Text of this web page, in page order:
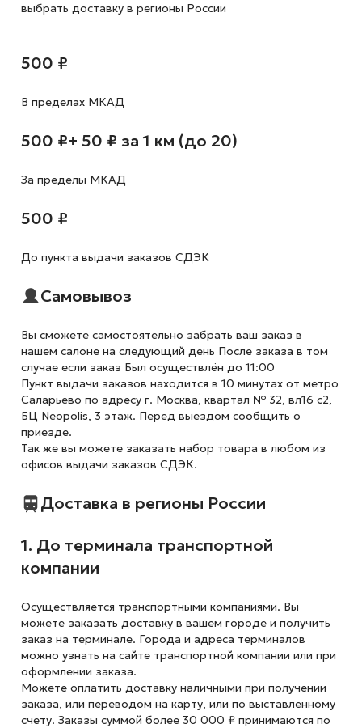
выбрать доставку в регионы России
500 ₽
В пределах МКАД
500 ₽+ 50 ₽ за 1 км (до 20)
За пределы МКАД
500 ₽
До пункта выдачи заказов СДЭК
Самовывоз
Вы сможете самостоятельно забрать ваш заказ в
нашем салоне на следующий день После заказа в том
случае если заказ Был осуществлён до 11:00
Пункт выдачи заказов находится в 10 минутах от метро
Саларьево по адресу г. Москва, квартал № 32, вл16 с2,
БЦ Neopolis, 3 этаж. Перед выездом сообщить о
приезде.
Так же вы можете заказать набор товара в любом из
офисов выдачи заказов СДЭК.
Доставка в регионы России
1. До терминала транспортной
компании
Осуществляется транспортными компаниями. Вы
можете заказать доставку в вашем городе и получить
заказ на терминале. Города и адреса терминалов
можно узнать на сайте транспортной компании или при
оформлении заказа.
Можете оплатить доставку наличными при получении
заказа, или переводом на карту, или по выставленному
счету. Заказы суммой более 30 000 ₽ принимаются по